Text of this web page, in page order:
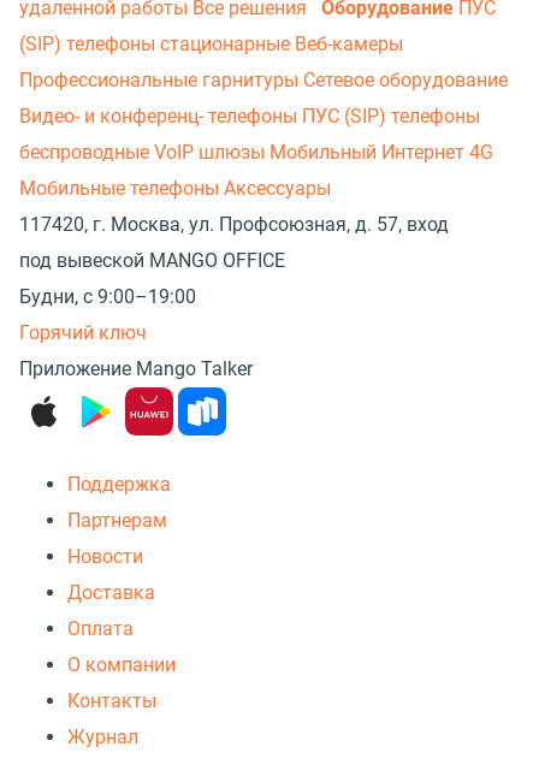
удаленной работы Все решения Оборудование ПУС
(SIP) телефоны стационарные Веб-камеры
Профессиональные гарнитуры Сетевое оборудование
Видео- и конференц- телефоны ПУС (SIP) телефоны
беспроводные VoIP шлюзы Мобильный Интернет 4G
Мобильные телефоны Аксессуары
117420, г. Москва, ул. Профсоюзная, д. 57, вход
под вывеской MANGO OFFICE
Будни, с 9:00–19:00
Горячий ключ
Приложение Mango Talker
Поддержка
Партнерам
Новости
Доставка
Оплата
О компании
Контакты
Журнал